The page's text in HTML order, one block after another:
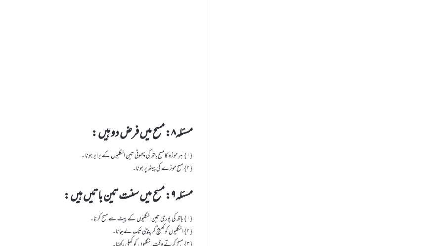
مسئلہ۸: مسح میں فرض دو ہیں :
{۱} ہر موزہ کا مسح ہاتھ کی چھوٹی تین انگلیوں کے برابر ہونا ۔
{۲} مسح موزے کی پیٹھ پر ہونا۔
مسئلہ۹: مسح میں سنت تین باتیں ہیں :
{۱} ہاتھ کی پوری تین انگلیوں کے پیٹ سے مسح کرنا۔
{۲} انگلیوں کو کھینچ کر پنڈلی تک لے جانا۔